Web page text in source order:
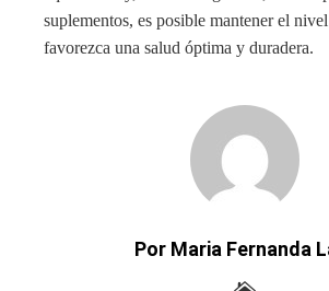
suplementos, es posible mantener el
favorezca una salud óptima y duradera.
Por Maria Fernanda